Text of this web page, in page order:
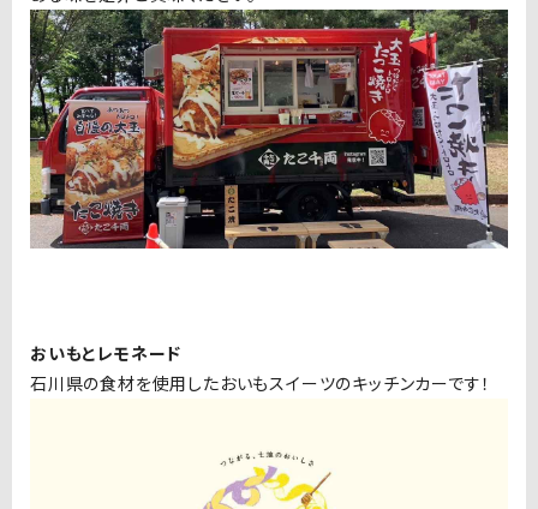
おいもとレモネード
石川県の食材を使用したおいもスイーツのキッチンカーです！